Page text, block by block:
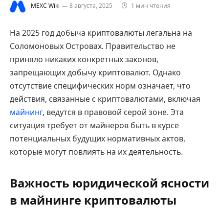
MEXC Wiki 8 августа, 2025 1 мин чтения
На 2025 год добыча криптовалюты легальна на
Соломоновых Островах. Правительство не
приняло никаких конкретных законов,
запрещающих добычу криптовалют. Однако
отсутствие специфических норм означает, что
действия, связанные с криптовалютами, включая
майнинг, ведутся в правовой серой зоне. Эта
ситуация требует от майнеров быть в курсе
потенциальных будущих нормативных актов,
которые могут повлиять на их деятельность.
Важность юридической ясности
в майнинге криптовалюты